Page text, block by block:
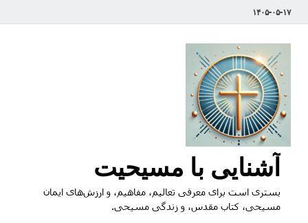
۱۴۰۵-۰۵-۱۷
آشنایی با مسیحیت
بستری است برای معرفی تعالیم، مفاهیم، و ارزش‌های ایمان
مسیحی، کتاب مقدس، و زندگی مسیحی.